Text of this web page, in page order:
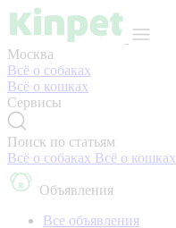
Москва
Всё о собаках
Всё о кошках
Сервисы
Поиск по статьям
Всё о собаках Всё о кошках
Объявления
Все объявления